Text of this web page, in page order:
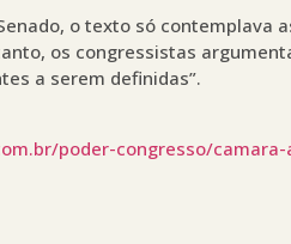
o texto só contemplava
os congressistas
a serem definidas”.
poder-congresso/